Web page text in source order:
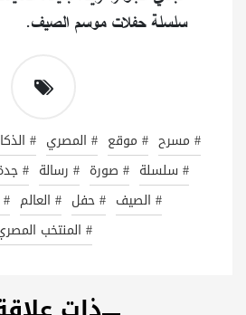
سلسلة حفلات موسم الصيف.
# مسرح # موقع # المصري #
# سلسلة # صورة # رسالة #
# الصيف # حفل # العالم
# المنتخب